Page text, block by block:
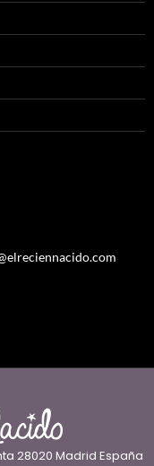
28020 Madrid España